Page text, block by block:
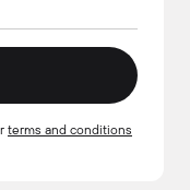
terms and conditions